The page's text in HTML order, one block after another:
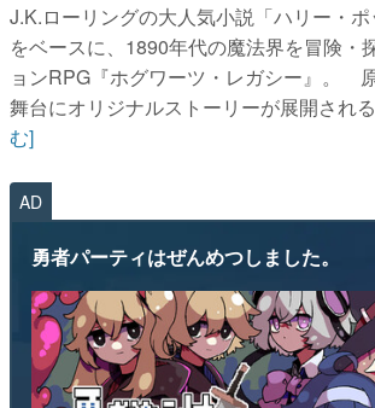
J.K.ローリングの大人気小説「ハリー・
をベースに、1890年代の魔法界を冒険・
ョンRPG『ホグワーツ・レガシー』。
舞台にオリジナルストーリーが展開され
む]
AD
勇者パーティはぜんめつしました。